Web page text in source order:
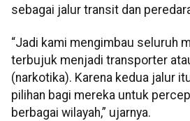
sebagai jalur transit dan
“Jadi kami mengimbau seluruh
terbujuk menjadi transporter
(narkotika). Karena kedua jalur
pilihan bagi mereka untuk
berbagai wilayah,” ujarnya.